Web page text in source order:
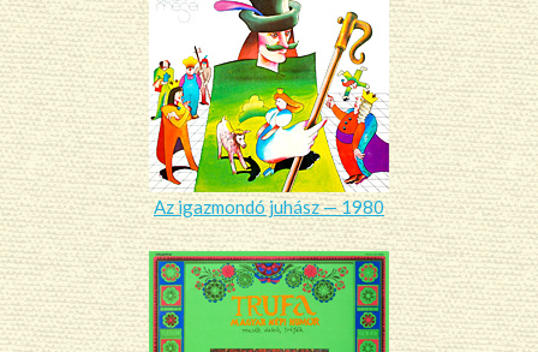
Az igazmondó juhász — 1980